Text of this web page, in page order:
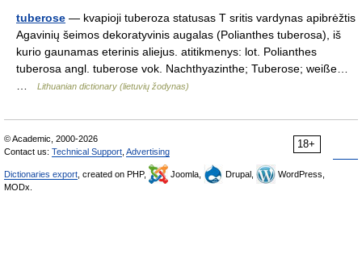
tuberose — kvapioji tuberoza statusas T sritis vardynas apibrėžtis
Agavinių šeimos dekoratyvinis augalas (Polianthes tuberosa), iš
kurio gaunamas eterinis aliejus. atitikmenys: lot. Polianthes
tuberosa angl. tuberose vok. Nachthyazinthe; Tuberose; weiße…
Lithuanian dictionary (lietuvių žodynas)
18+
© Academic, 2000-2026
Contact us: Technical Support Advertising
Dictionaries export , created on PHP, Joomla, Drupal,
WordPress,
MODx.